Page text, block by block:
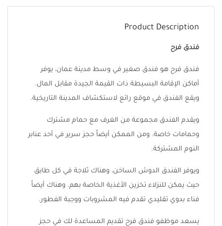
Product Description
فندق فرح
فندق فرح هو فندق صغير في وسط مدينة عمان، يوفر
أماكن الإقامة البسيطة ذات القيمة الجيدة مقابل المال.
ويقع الفندق في موقع رائع لاستكشاف المدينة التاريخية.
ويقدم الفندق مجموعة من الغرف مع حمام مشترك
وحمامات خاصة. ومن الممكن أيضاً حجز سرير في أحد عنابر
النوم المشتركة.
ويوفر الفندق الدوش الساخن، وهناك ثلاجة في كل طابق
حيث يمكن للنزلاء تخزين الأغذية الخاصة بهم. وهناك أيضاً
فناء بدوي تقليدي تقدم فيه المشروبات ووجبة الفطور.
يسعد موظفو فندق فرح تقديم المساعدة لك في حجز